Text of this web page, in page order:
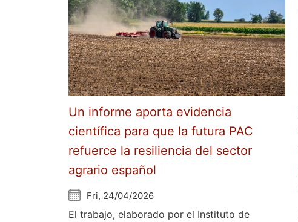
Un informe aporta evidencia
científica para que la futura PAC
refuerce la resiliencia del sector
agrario español
Fri, 24/04/2026
El trabajo, elaborado por el Instituto de